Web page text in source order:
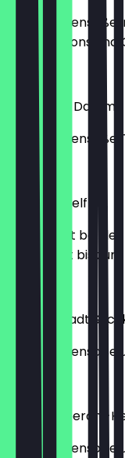
mit
Champignons und
13,40 €
Pizza Tuna Damm
mit Tomatensoße,
Do It Yourself
Du startest bei
bestimmst bis
13,90 €
Pizza Altstadt
mit Tomatensoße
13,50 €
Pizza Pepperoni-
mit Tomatensoße